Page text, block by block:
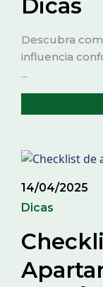
Dicas
Descubra
influencia
...
14/04/2025
Dicas